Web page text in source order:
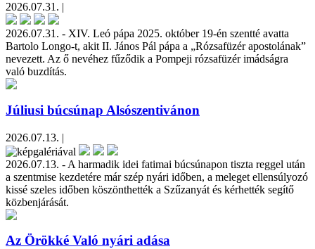
2026.07.31. |
2026.07.31. - XIV. Leó pápa 2025. október 19-én szentté avatta
Bartolo Longo-t, akit II. János Pál pápa a „Rózsafüzér apostolának”
nevezett. Az ő nevéhez fűződik a Pompeji rózsafüzér imádságra
való buzdítás.
Júliusi búcsúnap Alsószentivánon
2026.07.13. |
2026.07.13. - A harmadik idei fatimai búcsúnapon tiszta reggel után
a szentmise kezdetére már szép nyári időben, a meleget ellensúlyozó
kissé szeles időben köszönthették a Szűzanyát és kérhették segítő
közbenjárását.
Az Örökké Való nyári adása